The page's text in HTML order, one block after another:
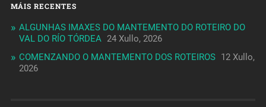
MÁIS RECENTES
ALGUNHAS IMAXES DO MANTEMENTO DO ROTEIRO DO
VAL DO RÍO TÓRDEA 24 Xullo, 2026
COMENZANDO O MANTEMENTO DOS ROTEIROS 12 Xullo,
2026